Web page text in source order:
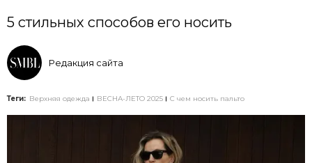
5 стильных способов его носить
Редакция сайта
Теги: Верхняя одежда ВЕСНА-ЛЕТО 2025 С чем носить пальто